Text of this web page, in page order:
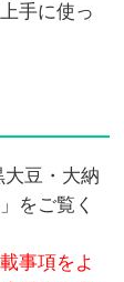
手に使っ
豆・大納
をご覧く
事項をよ